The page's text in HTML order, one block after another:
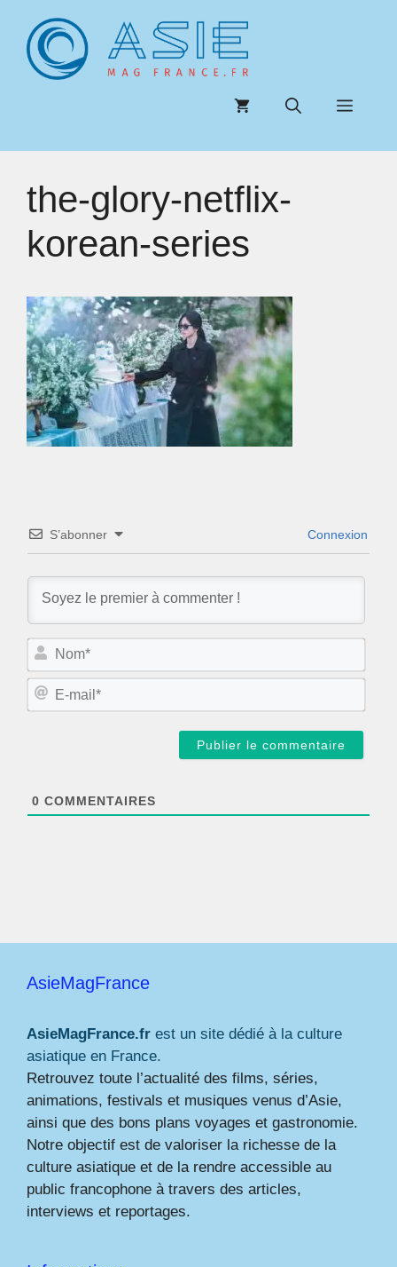
contenu
Menu
the-glory-netflix-
korean-series
S’abonner Connexion
N
m
E
0 COMMENTAIRES
AsieMagFrance
AsieMagFrance.fr est un site dédié à la culture
asiatique en France.
Retrouvez toute l’actualité des films, séries,
animations, festivals et musiques venus d’Asie,
ainsi que des bons plans voyages et gastronomie.
Notre objectif est de valoriser la richesse de la
culture asiatique et de la rendre accessible au
public francophone à travers des articles,
interviews et reportages.